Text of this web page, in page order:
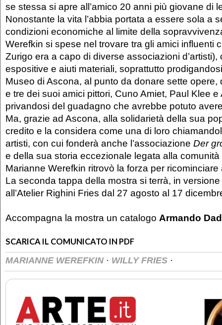
se stessa si apre all’amico 20 anni più giovane di
Nonostante la vita l’abbia portata a essere sola a
condizioni economiche al limite della
Werefkin si spese nel trovare tra gli amici influenti
Zurigo era a capo di diverse associazioni d’artisti),
espositive e aiuti materiali, soprattutto
Museo di Ascona, al punto da donare sette opere,
e tre dei suoi amici pittori, Cuno Amiet, Paul Klee e
privandosi del guadagno che avrebbe potuto
Ma, grazie ad Ascona, alla solidarietà della sua
credito e la considera come una di loro
artisti, con cui fonderà anche l’associazione Der
e della sua storia eccezionale legata alla comunità
Marianne Werefkin ritrovò la forza per ricominciare
La seconda tappa della mostra si terrà, in
all’Atelier Righini Fries dal 27 agosto al 17
Accompagna la mostra un catalogo Armando
SCARICA IL COMUNICATO IN PDF
MARIANNE WEREFKIN · WILLY FRIES ·